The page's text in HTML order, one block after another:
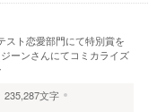
ト恋愛部門にて特別賞を
ーンさんにてコミカライズ
235,287文字